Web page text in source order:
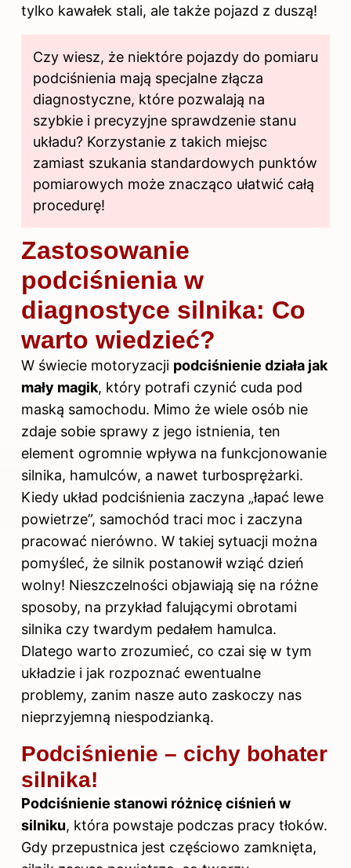
tylko kawałek stali, ale także pojazd z duszą!
Czy wiesz, że niektóre pojazdy do pomiaru
podciśnienia mają specjalne złącza
diagnostyczne, które pozwalają na
szybkie i precyzyjne sprawdzenie stanu
układu? Korzystanie z takich miejsc
zamiast szukania standardowych punktów
pomiarowych może znacząco ułatwić całą
procedurę!
Zastosowanie
podciśnienia w
diagnostyce silnika: Co
warto wiedzieć?
W świecie motoryzacji podciśnienie działa jak
mały magik, który potrafi czynić cuda pod
maską samochodu. Mimo że wiele osób nie
zdaje sobie sprawy z jego istnienia, ten
element ogromnie wpływa na funkcjonowanie
silnika, hamulców, a nawet turbosprężarki.
Kiedy układ podciśnienia zaczyna „łapać lewe
powietrze”, samochód traci moc i zaczyna
pracować nierówno. W takiej sytuacji można
pomyśleć, że silnik postanowił wziąć dzień
wolny! Nieszczelności objawiają się na różne
sposoby, na przykład falującymi obrotami
silnika czy twardym pedałem hamulca.
Dlatego warto zrozumieć, co czai się w tym
układzie i jak rozpoznać ewentualne
problemy, zanim nasze auto zaskoczy nas
nieprzyjemną niespodzianką.
Podciśnienie – cichy bohater
silnika!
Podciśnienie stanowi różnicę ciśnieńw
silniku, która powstaje podczas pracy tłoków.
Gdy przepustnica jest częściowo zamknięta,